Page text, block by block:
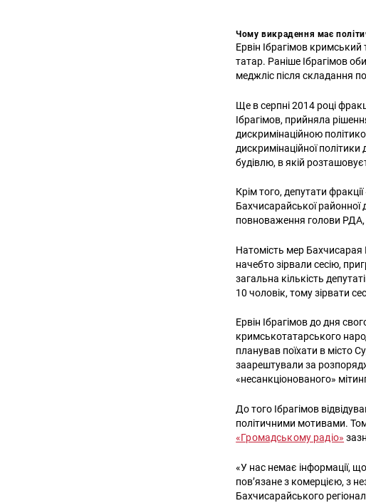
Чому викрадення має
Ервін Ібрагімов
татар. Раніше Ібрагімов
меджліс після складання
Ще в серпні 2014 році
Ібрагімов, прийняла
дискримінаційною
дискримінаційної
будівлю, в якій
Крім того, депутати
Бахчисарайської
повноваження голови РДА,
Натомість мер
начебто зірвали сесію,
загальна кількість
10 чоловік, тому зірвати
Ервін Ібрагімов до дня
кримськотатарського
планував поїхати в місто
заарештували за
«несанкціонованого»
До того Ібрагімов
політичними мотивами.
«Громадському радіо»
«У нас немає інформації,
пов’язане з комерцією, з
Бахчисарайського